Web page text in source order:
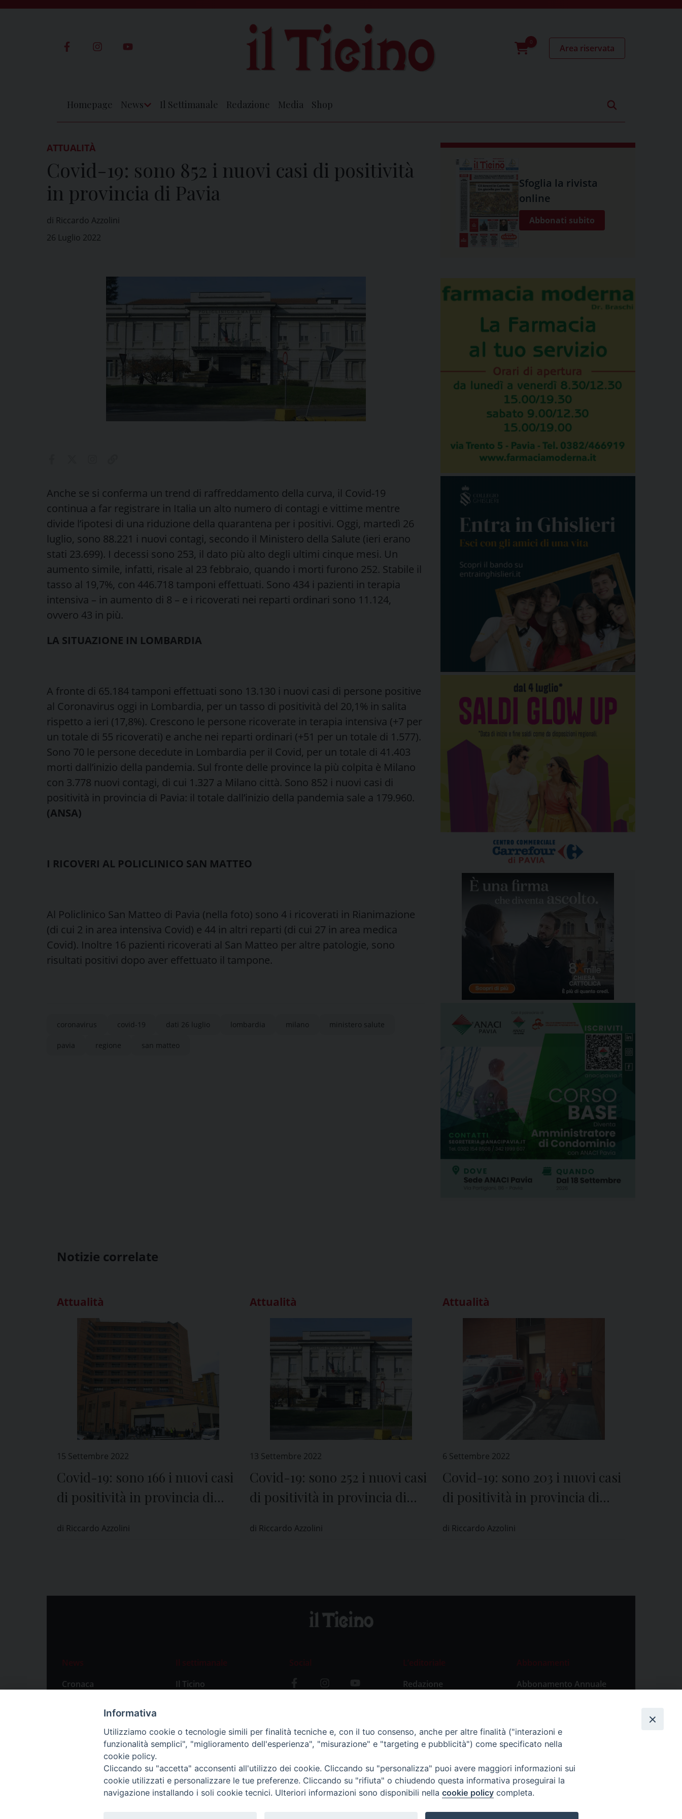
0
Area riservata
Homepage News Il Settimanale Redazione Media Shop
ATTUALITÀ
Covid-19: sono 852 i nuovi casi di positività
in provincia di Pavia
di Riccardo Azzolini
26 Luglio 2022
Anche se si conferma un trend di raffreddamento della curva, il Covid-19
continua a far registrare in Italia un alto numero di contagi e vittime mentre
divide l’ipotesi di una riduzione della quarantena per i positivi. Oggi, martedì 26
luglio, sono 88.221 i nuovi contagi, secondo il Ministero della Salute (ieri erano
stati 23.699). I decessi sono 253, il dato più alto degli ultimi cinque mesi. Un
aumento simile, infatti, risale al 23 febbraio, quando i morti furono 252. Stabile il
tasso al 19,7%, con 446.718 tamponi effettuati. Sono 434 i pazienti in terapia
intensiva – in aumento di 8 – e i ricoverati nei reparti ordinari sono 11.124,
ovvero 43 in più.
LA SITUAZIONE IN LOMBARDIA
A fronte di 65.184 tamponi effettuati sono 13.130 i nuovi casi di persone positive
al Coronavirus oggi in Lombardia, per un tasso di positività del 20,1% in salita
rispetto a ieri (17,8%). Crescono le persone ricoverate in terapia intensiva (+7 per
un totale di 55 ricoverati) e anche nei reparti ordinari (+51 per un totale di 1.577).
Sono 70 le persone decedute in Lombardia per il Covid, per un totale di 41.403
morti dall’inizio della pandemia. Sul fronte delle province la più colpita è Milano
con 3.778 nuovi contagi, di cui 1.327 a Milano città. Sono 852 i nuovi casi di
positività in provincia di Pavia: il totale dall’inizio della pandemia sale a 179.960.
(ANSA)
I RICOVERI AL POLICLINICO SAN MATTEO
Al Policlinico San Matteo di Pavia (nella foto) sono 4 i ricoverati in Rianimazione
(di cui 2 in area intensiva Covid) e 44 in altri reparti (di cui 27 in area medica
Covid). Inoltre 16 pazienti ricoverati al San Matteo per altre patologie, sono
risultati positivi dopo aver effettuato il tampone.
coronavirus covid-19 dati 26 luglio lombardia milano ministero salute
pavia regione san matteo
Sfoglia la rivista
online
Abbonati subito
Notizie correlate
Attualità
15 Settembre 2022
Covid-19: sono 166 i nuovi casi
di positività in provincia di
di Riccardo Azzolini
Attualità
13 Settembre 2022
Covid-19: sono 252 i nuovi casi
di positività in provincia di
di Riccardo Azzolini
Attualità
6 Settembre 2022
Covid-19: sono 203 i nuovi casi
di positività in provincia di
di Riccardo Azzolini
News
Cronaca
Primo Piano
Il settimanale
Il Ticino
Social
L’editoriale
Redazione
Abbonamenti
Abbonamento Annuale
Abbonamento Singola
Informativa
Utilizziamo cookie o tecnologie simili per finalità tecniche e, con il tuo consenso, anche per altre finalità ("interazioni e
funzionalità semplici", "miglioramento dell'esperienza", "misurazione" e "targeting e pubblicità") come specificato nella
cookie policy.
Cliccando su "accetta" acconsenti all'utilizzo dei cookie. Cliccando su "personalizza" puoi avere maggiori informazioni sui
cookie utilizzati e personalizzare le tue preferenze. Cliccando su "rifiuta" o chiudendo questa informativa proseguirai la
navigazione installando i soli cookie tecnici. Ulteriori informazioni sono disponibili nella cookie policy completa.